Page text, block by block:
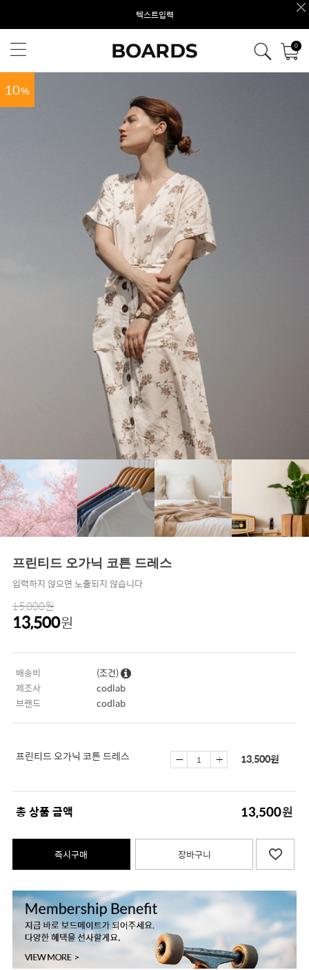
텍스트입력
0
10%
프린티드 오가닉 코튼 드레스
입력하지 않으면 노출되지 않습니다
15,000원
13,500원
배송비
(조건)
제조사
codlab
브랜드
codlab
프린티드 오가닉 코튼 드레스 13,500원
총 상품 금액 13,500원
즉시구매 장바구니